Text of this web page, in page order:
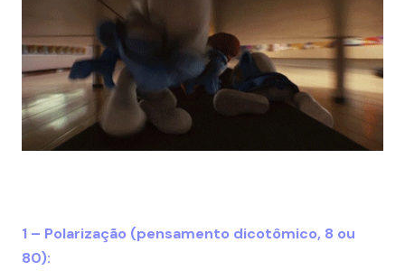
1 – Polarização (pensamento dicotômico, 8 ou
80):